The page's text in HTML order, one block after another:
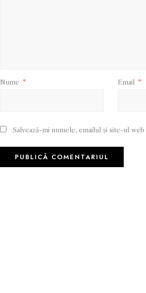
Nume * Email *
Salvează-mi numele, emailul și site-ul